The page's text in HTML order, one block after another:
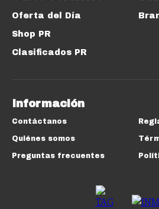
Oferta del Día
Shop PR
Clasificados PR
Información
Contáctanos
Quiénes somos
Preguntas frecuentes